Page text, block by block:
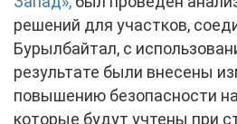
решений для участков,
Бурылбайтал, с
результате были внесены
повышению безопасности на
которые будут учтены при